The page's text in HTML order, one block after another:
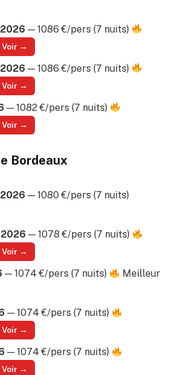
— 1086 €/pers (7 nuits)
Voir →
— 1086 €/pers (7 nuits)
Voir →
— 1082 €/pers (7 nuits)
Voir →
Bordeaux
— 1080 €/pers (7 nuits)
— 1078 €/pers (7 nuits)
Voir →
— 1074 €/pers (7 nuits)
Meilleur
— 1074 €/pers (7 nuits)
Voir →
— 1074 €/pers (7 nuits)
Voir →